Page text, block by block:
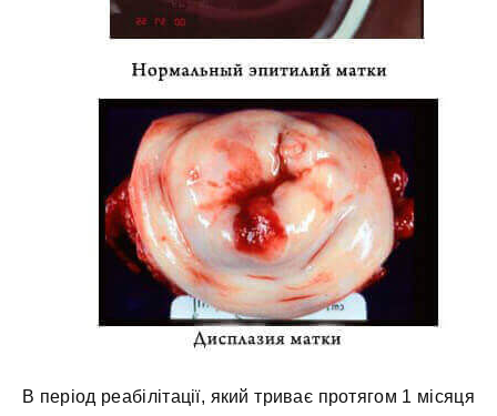
В період реабілітації, який триває протягом 1 місяця